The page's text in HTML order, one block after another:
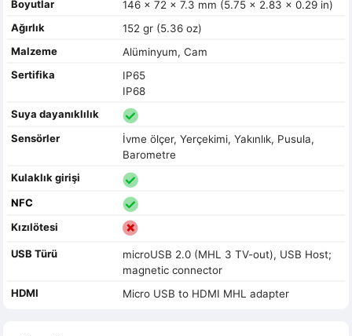
Boyutlar
146 x 72 x 7.3 mm (5.75 x 2.83 x 0.29 in)
Ağırlık
152 gr (5.36 oz)
Malzeme
Alüminyum, Cam
Sertifika
IP65
IP68
Suya dayanıklılık
Sensörler
İvme ölçer, Yerçekimi, Yakınlık, Pusula,
Barometre
Kulaklık girişi
NFC
Kızılötesi
USB Türü
microUSB 2.0 (MHL 3 TV-out), USB Host;
magnetic connector
HDMI
Micro USB to HDMI MHL adapter